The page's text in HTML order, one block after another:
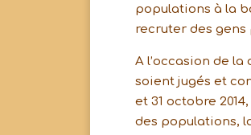
populations à la
recruter des gens
A l’occasion de
soient jugés et
et 31 octobre
des populations,